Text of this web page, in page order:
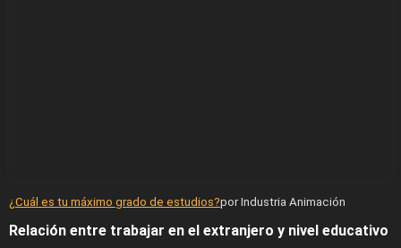
¿Cuál es tu máximo grado de estudios?por Industria Animación
Relación entre trabajar en el extranjero y nivel educativo